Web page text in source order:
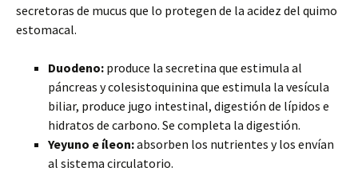
secretoras de mucus que lo protegen de la acidez del quimo
estomacal.
Duodeno: produce la secretina que estimula al
páncreas y colesistoquinina que estimula la vesícula
biliar, produce jugo intestinal, digestión de lípidos e
hidratos de carbono. Se completa la digestión.
Yeyuno e íleon:absorben los nutrientes y los envían
al sistema circulatorio.